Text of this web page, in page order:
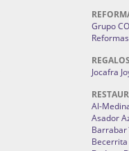
Grupo
Jocafra
Al-
Asador
Becerrita